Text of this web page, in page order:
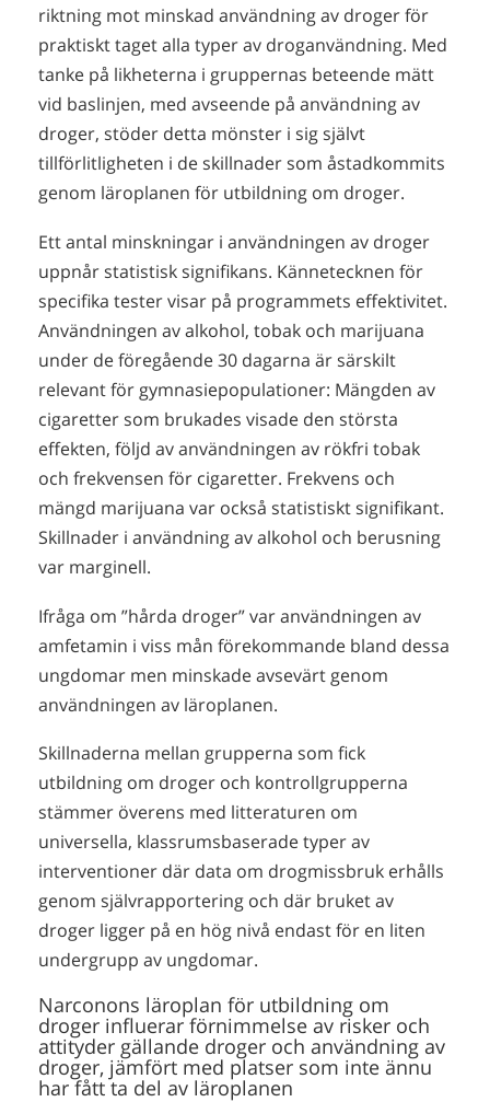
riktning mot minskad användning av droger för
praktiskt taget alla typer av droganvändning. Med
tanke på likheterna i gruppernas beteende mätt
vid baslinjen, med avseende på användning av
droger, stöder detta mönster i sig självt
tillförlitligheten i de skillnader som åstadkommits
genom läroplanen för utbildning om droger.
Ett antal minskningar i användningen av droger
uppnår statistisk signifikans. Kännetecknen för
specifika tester visar på programmets effektivitet.
Användningen av alkohol, tobak och marijuana
under de föregående 30 dagarna är särskilt
relevant för gymnasiepopulationer: Mängden av
cigaretter som brukades visade den största
effekten, följd av användningen av rökfri tobak
och frekvensen för cigaretter. Frekvens och
mängd marijuana var också statistiskt signifikant.
Skillnader i användning av alkohol och berusning
var marginell.
Ifråga om ”hårda droger” var användningen av
amfetamin i viss mån förekommande bland dessa
ungdomar men minskade avsevärt genom
användningen av läroplanen.
Skillnaderna mellan grupperna som fick
utbildning om droger och kontrollgrupperna
stämmer överens med litteraturen om
universella, klassrumsbaserade typer av
interventioner där data om drogmissbruk erhålls
genom självrapportering och där bruket av
droger ligger på en hög nivå endast för en liten
undergrupp av ungdomar.
Narconons läroplan för utbildning om
droger influerar förnimmelse av risker och
attityder gällande droger och användning av
droger, jämfört med platser som inte ännu
har fått ta del av läroplanen